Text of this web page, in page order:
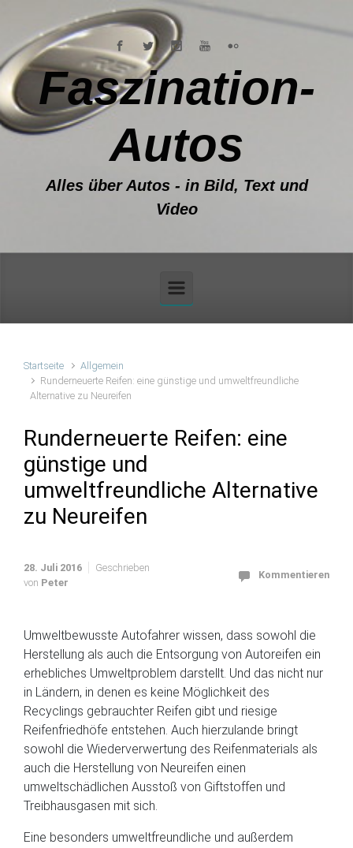
Zum Hauptinhalt springen
Faszination-
Autos
Alles über Autos - in Bild, Text und
Video
Startseite
Allgemein
Runderneuerte Reifen: eine günstige und umweltfreundliche
Alternative zu Neureifen
Runderneuerte Reifen: eine
günstige und
umweltfreundliche Alternative
zu Neureifen
28. Juli 2016
Geschrieben
von Peter
Kommentieren
Umweltbewusste Autofahrer wissen, dass sowohl die
Herstellung als auch die Entsorgung von Autoreifen ein
erhebliches Umweltproblem darstellt. Und das nicht nur
in Ländern, in denen es keine Möglichkeit des
Recyclings gebrauchter Reifen gibt und riesige
Reifenfriedhöfe entstehen. Auch hierzulande bringt
sowohl die Wiederverwertung des Reifenmaterials als
auch die Herstellung von Neureifen einen
umweltschädlichen Ausstoß von Giftstoffen und
Treibhausgasen mit sich.
Eine besonders umweltfreundliche und außerdem